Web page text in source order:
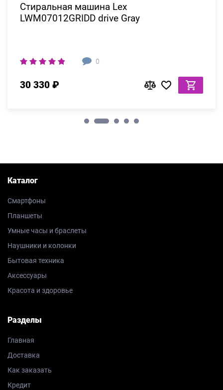
Стиральная машина Lex
LWM07012GRIDD drive Gray
0
30 330 ₽
Каталог
Смартфоны
Планшеты
Умные часы и браслеты
Наушники и колонки
Бытовая техника
Аксессуары
Красота и здоровье
Разделы
Главная
Доставка
Как заказать
Кредит